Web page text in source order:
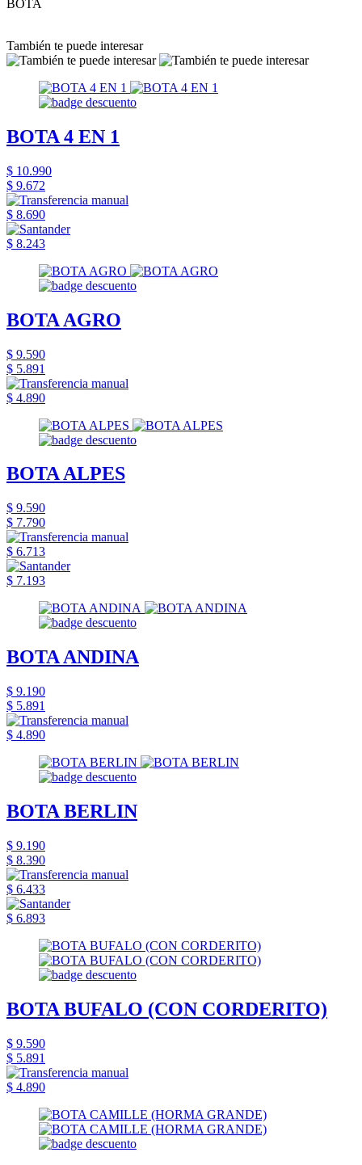
BOTA
También te puede interesar
BOTA 4 EN 1
$ 10.990
$ 9.672
$ 8.690
$ 8.243
BOTA AGRO
$ 9.590
$ 5.891
$ 4.890
BOTA ALPES
$ 9.590
$ 7.790
$ 6.713
$ 7.193
BOTA ANDINA
$ 9.190
$ 5.891
$ 4.890
BOTA BERLIN
$ 9.190
$ 8.390
$ 6.433
$ 6.893
BOTA BUFALO (CON CORDERITO)
$ 9.590
$ 5.891
$ 4.890